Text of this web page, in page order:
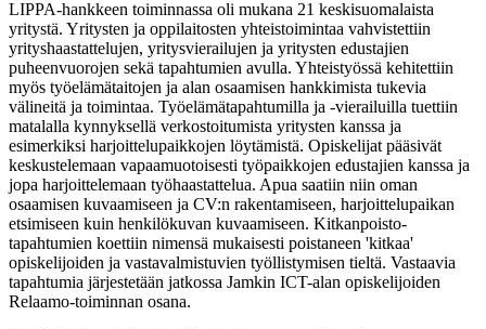
LIPPA-hankkeen toiminnassa oli mukana 21 keskisuomalaista
yritystä. Yritysten ja oppilaitosten yhteistoimintaa vahvistettiin
yrityshaastattelujen, yritysvierailujen ja yritysten edustajien
puheenvuorojen sekä tapahtumien avulla. Yhteistyössä kehitettiin
myös työelämätaitojen ja alan osaamisen hankkimista tukevia
välineitä ja toimintaa. Työelämätapahtumilla ja -vierailuilla tuettiin
matalalla kynnyksellä verkostoitumista yritysten kanssa ja
esimerkiksi harjoittelupaikkojen löytämistä. Opiskelijat pääsivät
keskustelemaan vapaamuotoisesti työpaikkojen edustajien kanssa ja
jopa harjoittelemaan työhaastattelua. Apua saatiin niin oman
osaamisen kuvaamiseen ja CV:n rakentamiseen, harjoittelupaikan
etsimiseen kuin henkilökuvan kuvaamiseen. Kitkanpoisto-
tapahtumien koettiin nimensä mukaisesti poistaneen 'kitkaa'
opiskelijoiden ja vastavalmistuvien työllistymisen tieltä. Vastaavia
tapahtumia järjestetään jatkossa Jamkin ICT-alan opiskelijoiden
Relaamo-toiminnan osana.